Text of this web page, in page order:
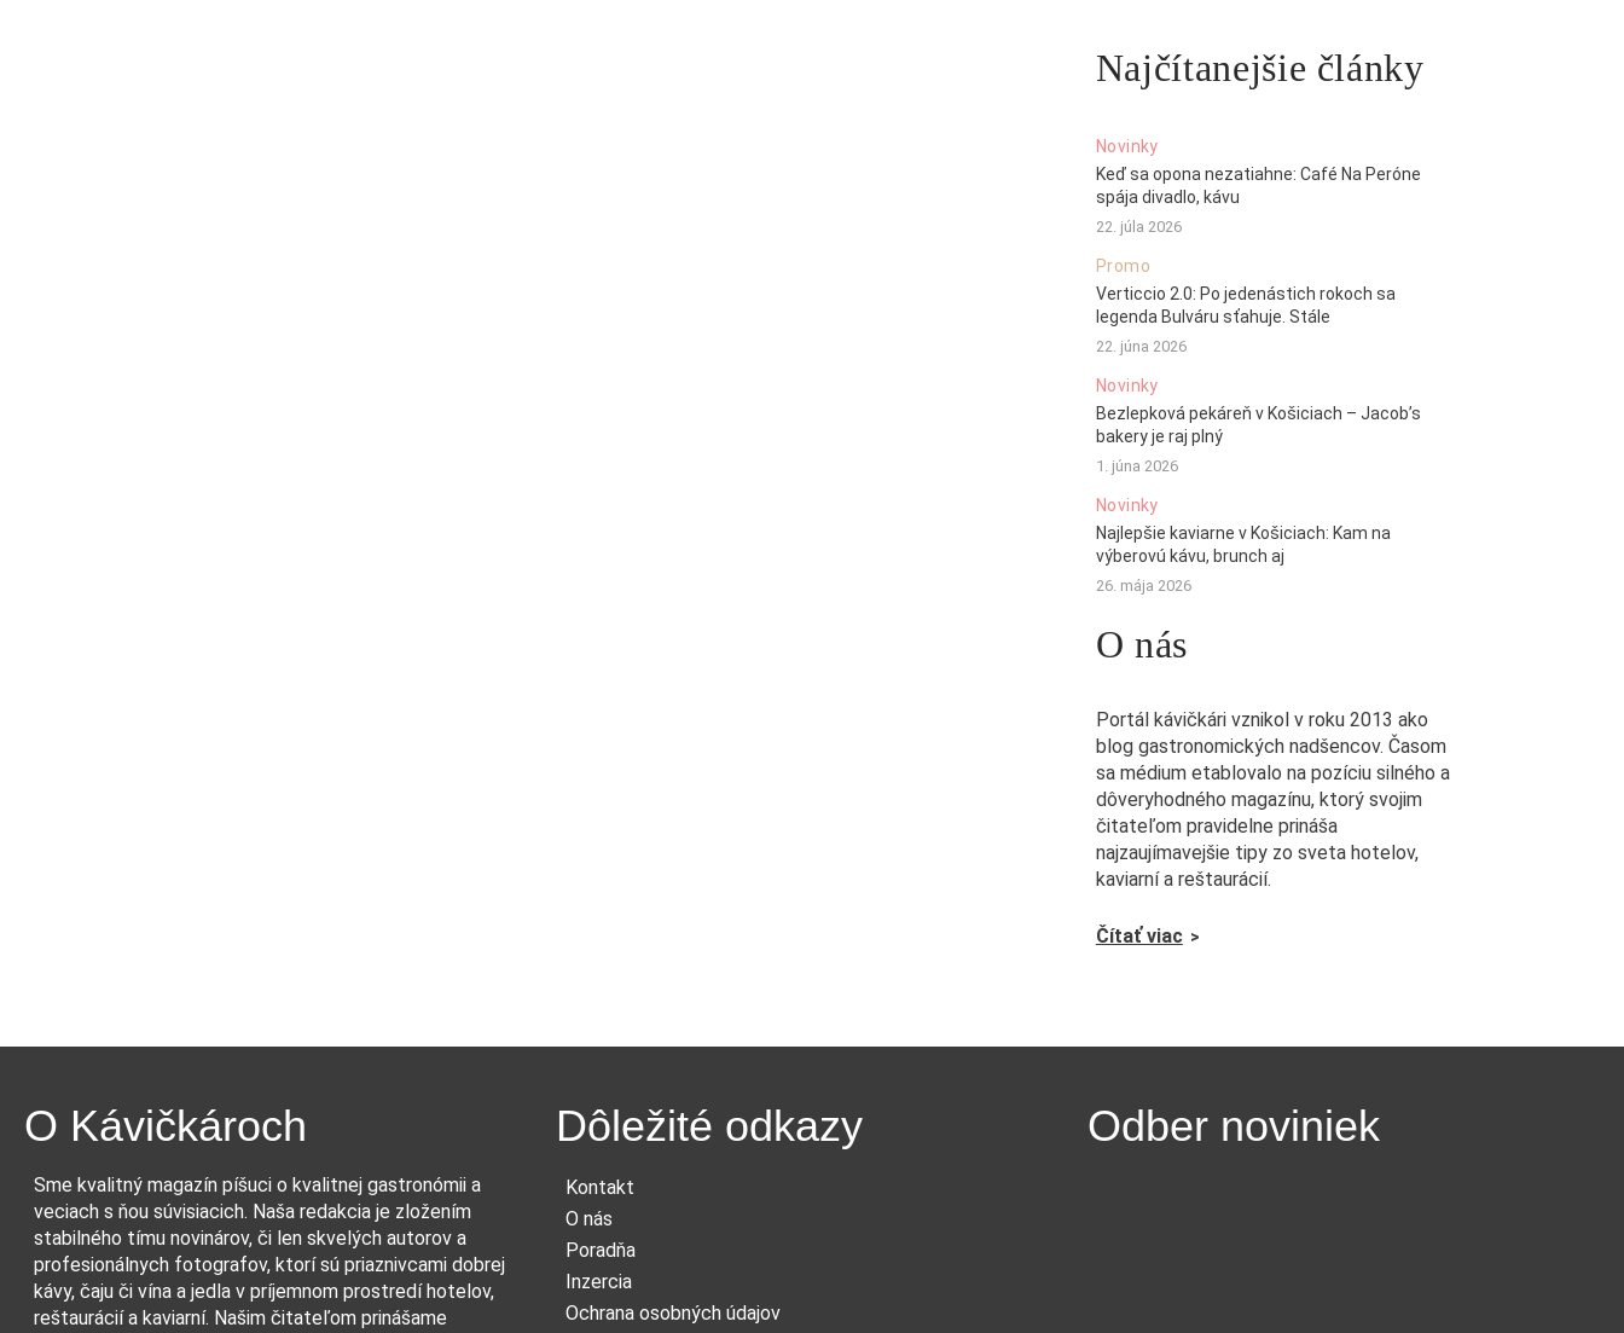
Najčítanejšie články
Novinky
Keď sa opona nezatiahne: Café Na Peróne
spája divadlo, kávu
22. júla 2026
Promo
Verticcio 2.0: Po jedenástich rokoch sa
legenda Bulváru sťahuje. Stále
22. júna 2026
Novinky
Bezlepková pekáreň v Košiciach – Jacob’s
bakery je raj plný
1. júna 2026
Novinky
Najlepšie kaviarne v Košiciach: Kam na
výberovú kávu, brunch aj
26. mája 2026
O nás
Portál kávičkári vznikol v roku 2013 ako
blog gastronomických nadšencov. Časom
sa médium etablovalo na pozíciu silného a
dôveryhodného magazínu, ktorý svojim
čitateľom pravidelne prináša
najzaujímavejšie tipy zo sveta hotelov,
kaviarní a reštaurácií.
Čítať viac
O Kávičkároch
Sme kvalitný magazín píšuci o kvalitnej gastronómii a
veciach s ňou súvisiacich. Naša redakcia je zložením
stabilného tímu novinárov, či len skvelých autorov a
profesionálnych fotografov, ktorí sú priaznivcami dobrej
kávy, čaju či vína a jedla v príjemnom prostredí hotelov,
reštaurácií a kaviarní. Našim čitateľom prinášame
Dôležité odkazy
Kontakt
O nás
Poradňa
Inzercia
Ochrana osobných údajov
Odber noviniek